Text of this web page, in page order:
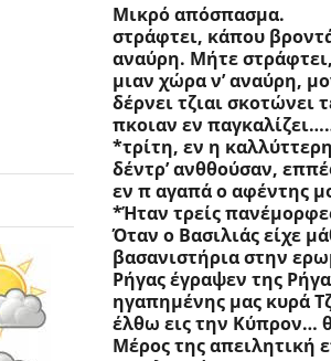
Μικρό απόσπασμα.
στράφτει, κάπου
αναύρη. Μήτε
μιαν χώρα ν’ αναύρη,
δέρνει τζιαι σκοτώνει
πκοιαν εν
*τρίτη, εν η
δέντρ’ ανθθούσαν,
εν π αγαπά ο αφέντης
*Ήταν τρείς
Όταν ο Βασιλιάς είχε
βασανιστήρια στην
Ρήγας έγραψεν της
ηγαπημένης μας κυρά
έλθω εις την Κύπρον…
Μέρος της απειλητική